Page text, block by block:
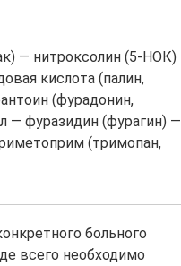
— нитроксолин (5-НОК)
кислота (палин,
(фурадонин,
— фуразидин (фурагин) —
(тримопан,
больного
всего необходимо